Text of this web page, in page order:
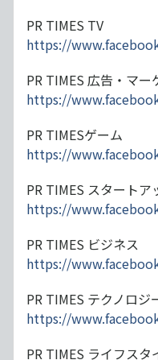
PR TIMES TV
https://
PR TIMES 広告・マー
https://
PR TIMESゲーム
https://
PR TIMES スタートア
https://
PR TIMES ビジネス
https://
PR TIMES テクノロジ
https://
PR TIMES ライフスタ